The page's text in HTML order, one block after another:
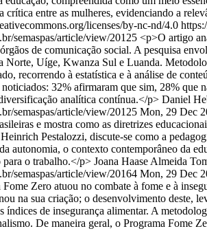
crítica entre as mulheres, evidenciando a
licenses/by-nc-nd/4.0
semaspas/article/view/20125 <p>O artigo
de comunicação social. A pesquisa
Uíge, Kwanza Sul e Luanda.
recorrendo à estatística e à análise de
32% afirmaram que sim, 28% que
analítica contínua.</p> Daniel
semaspas/article/view/20125 Mon, 29 Dec
e mostra como as diretrizes
Pestalozzi, discute-se como a
autonomia, o contexto contemporâneo da
para o trabalho.</p> Joana Haase Almeida
semaspas/article/view/20164 Mon, 29 Dec
Zero atuou no combate à fome e à
na sua criação; o desenvolvimento deste,
índices de insegurança alimentar. A
De maneira geral, o Programa Fome